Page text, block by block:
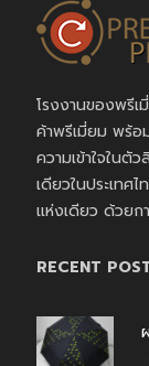
โรงงานของพรีเ
ค้าพรีเมี่ยม พร้อ
ความเข้าใจในตั
เดียวในประเทศ
แห่งเดียว ด้วยกา
RECENT